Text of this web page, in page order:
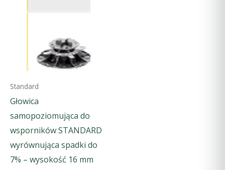
Standard
Głowica
samopoziomująca do
wsporników STANDARD
wyrównująca spadki do
7% – wysokość 16 mm